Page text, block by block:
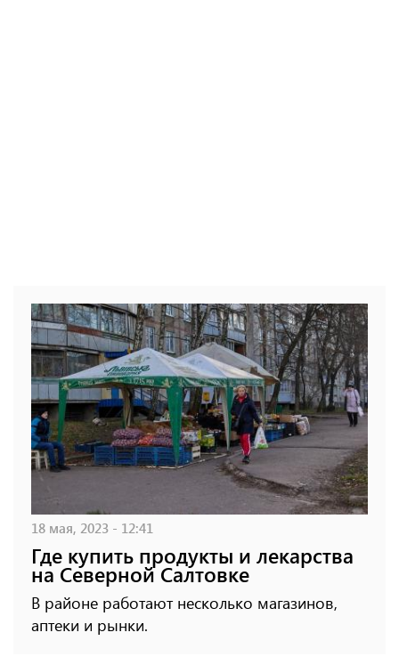
18 мая, 2023 - 12:41
Где купить продукты и лекарства
на Северной Салтовке
В районе работают несколько магазинов,
аптеки и рынки.